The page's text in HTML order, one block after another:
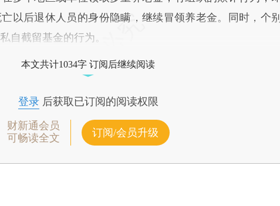
以后退休人员的身份隐瞒，继续冒领养老金。同时，个别
自截留基金的行为。
本文共计1034字 订阅后继续阅读
登录后获取已订阅的阅读权限
财新通会员
可畅读全文
订阅/会员升级